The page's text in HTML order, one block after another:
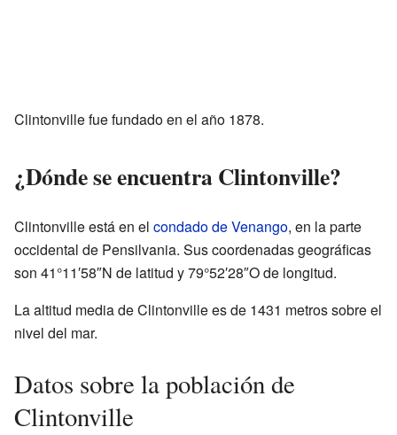
Clintonville fue fundado en el año 1878.
¿Dónde se encuentra Clintonville?
Clintonville está en el condado de Venango, en la parte
occidental de Pensilvania. Sus coordenadas geográficas
son 41°11′58″N de latitud y 79°52′28″O de longitud.
La altitud media de Clintonville es de 1431 metros sobre el
nivel del mar.
Datos sobre la población de
Clintonville